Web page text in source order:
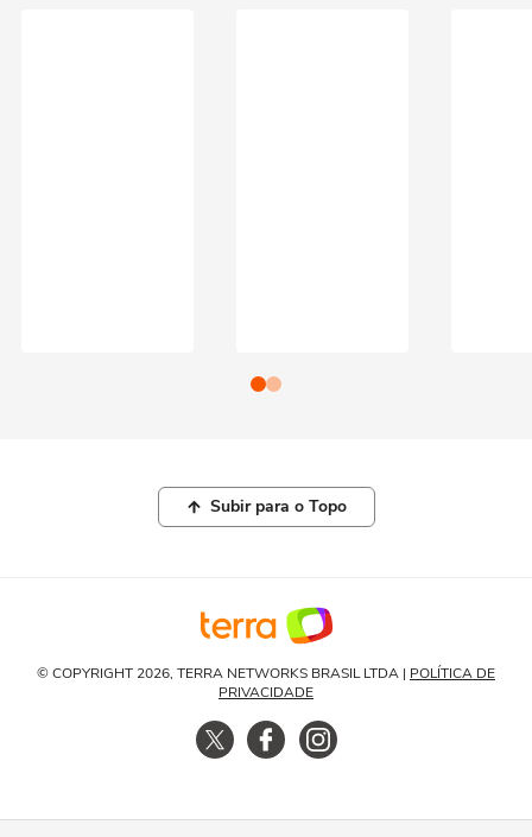
Subir para o Topo
© COPYRIGHT 2026, TERRA NETWORKS BRASIL LTDA | POLÍTICA DE
PRIVACIDADE